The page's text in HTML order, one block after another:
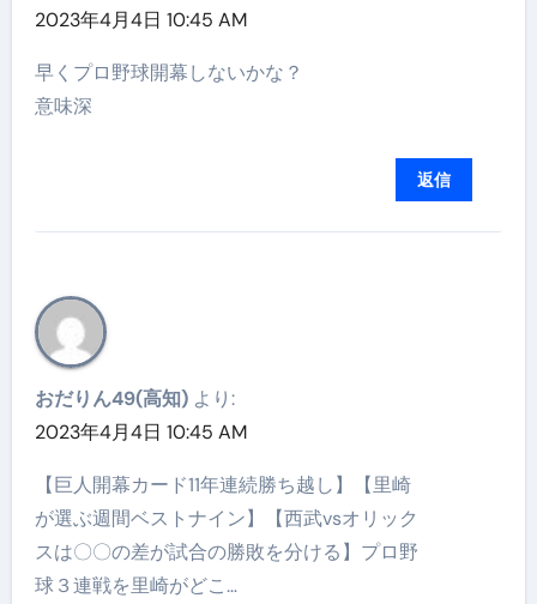
2023年4月4日 10:45 AM
早くプロ野球開幕しないかな？
意味深
返信
おだりん49(高知) より:
2023年4月4日 10:45 AM
【巨人開幕カード11年連続勝ち越し】【里崎
が選ぶ週間ベストナイン】【西武vsオリック
スは〇〇の差が試合の勝敗を分ける】プロ野
球３連戦を里崎がどこ…